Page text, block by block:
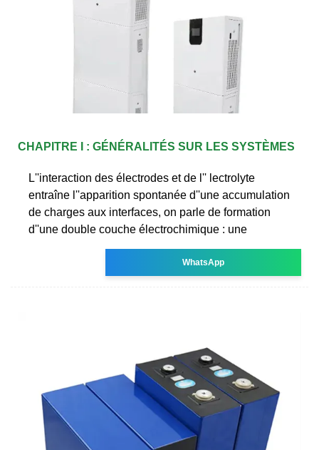
CHAPITRE I : GÉNÉRALITÉS SUR LES SYSTÈMES
L''interaction des électrodes et de l'' lectrolyte
entraîne l''apparition spontanée d''une accumulation
de charges aux interfaces, on parle de formation
d''une double couche électrochimique : une
WhatsApp